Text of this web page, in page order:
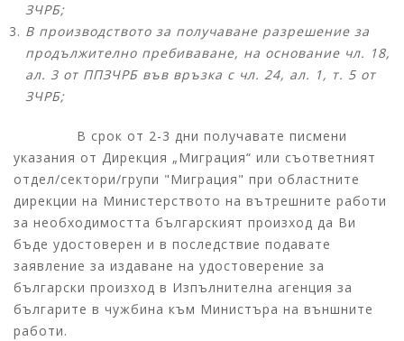
ЗЧРБ;
В производството за получаване разрешение за
продължително пребиваване, на основание чл. 18,
ал. 3 от ППЗЧРБ във връзка с чл. 24, ал. 1, т. 5 от
ЗЧРБ;
В срок от 2-3 дни получавате писмени
указания от Дирекция „Миграция“ или съответният
отдел/сектори/групи "Миграция" при областните
дирекции на Министерството на вътрешните работи
за необходимостта българският произход да Ви
бъде удостоверен и в последствие подавате
заявление за издаване на удостоверение за
български произход в Изпълнителна агенция за
българите в чужбина към Министъра на външните
работи.